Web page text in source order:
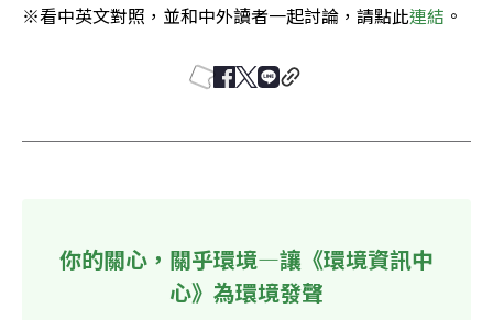
※看中英文對照，並和中外讀者一起討論，請點此連結 。
你的關心，關乎環境—讓《環境資訊中
心》為環境發聲